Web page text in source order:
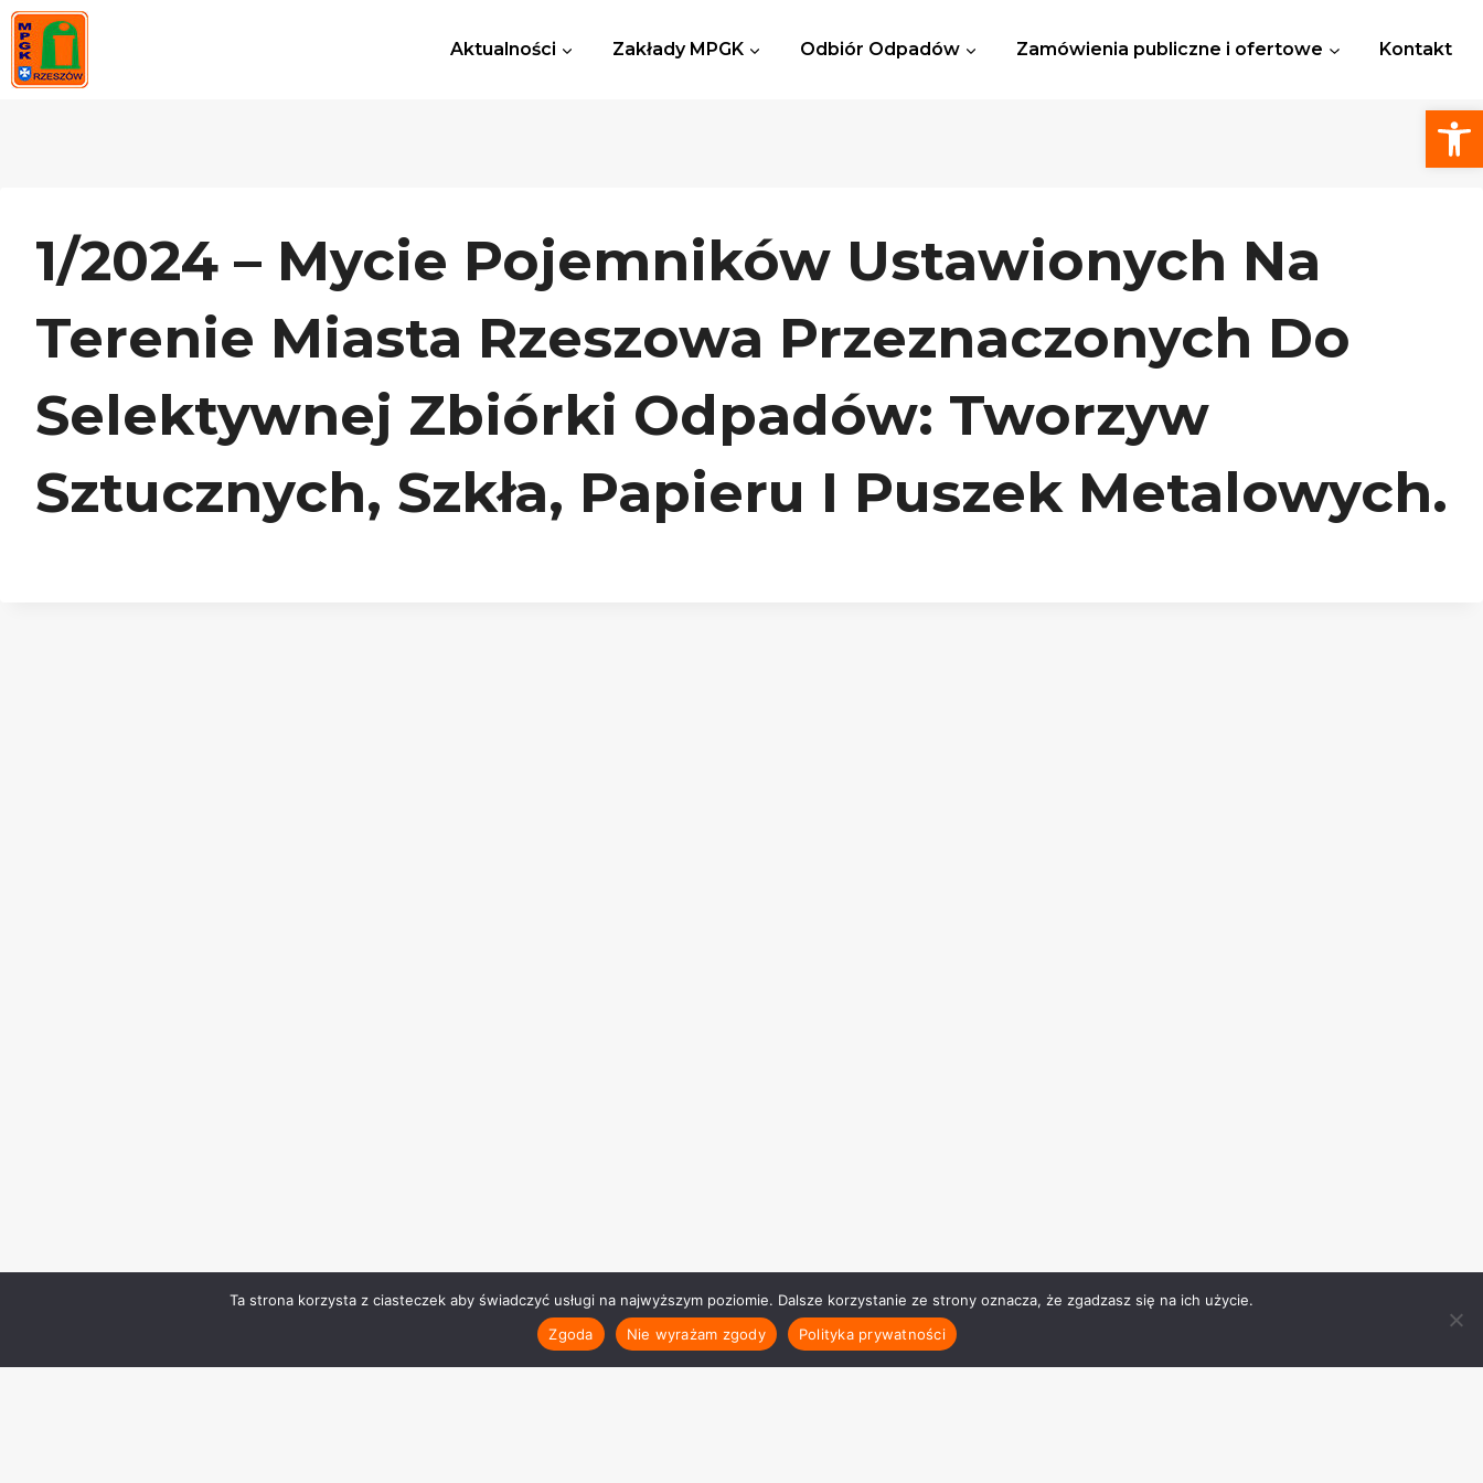
Przejdź
do
treści
Aktualności Zakłady MPGK Odbiór Odpadów Zamówienia publiczne i ofertowe Kontakt
1/2024 – Mycie Pojemników Ustawionych Na
Terenie Miasta Rzeszowa Przeznaczonych Do
Selektywnej Zbiórki Odpadów: Tworzyw
Sztucznych, Szkła, Papieru I Puszek Metalowych.
Ta strona korzysta z ciasteczek aby świadczyć usługi na najwyższym poziomie. Dalsze korzystanie ze strony oznacza, że zgadzasz się na ich użycie.
Zgoda
Nie wyrażam zgody Polityka prywatności